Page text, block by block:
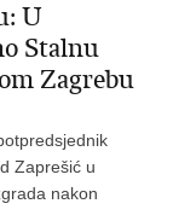
U
Stalnu
Zagrebu
Zaprešić u
nakon